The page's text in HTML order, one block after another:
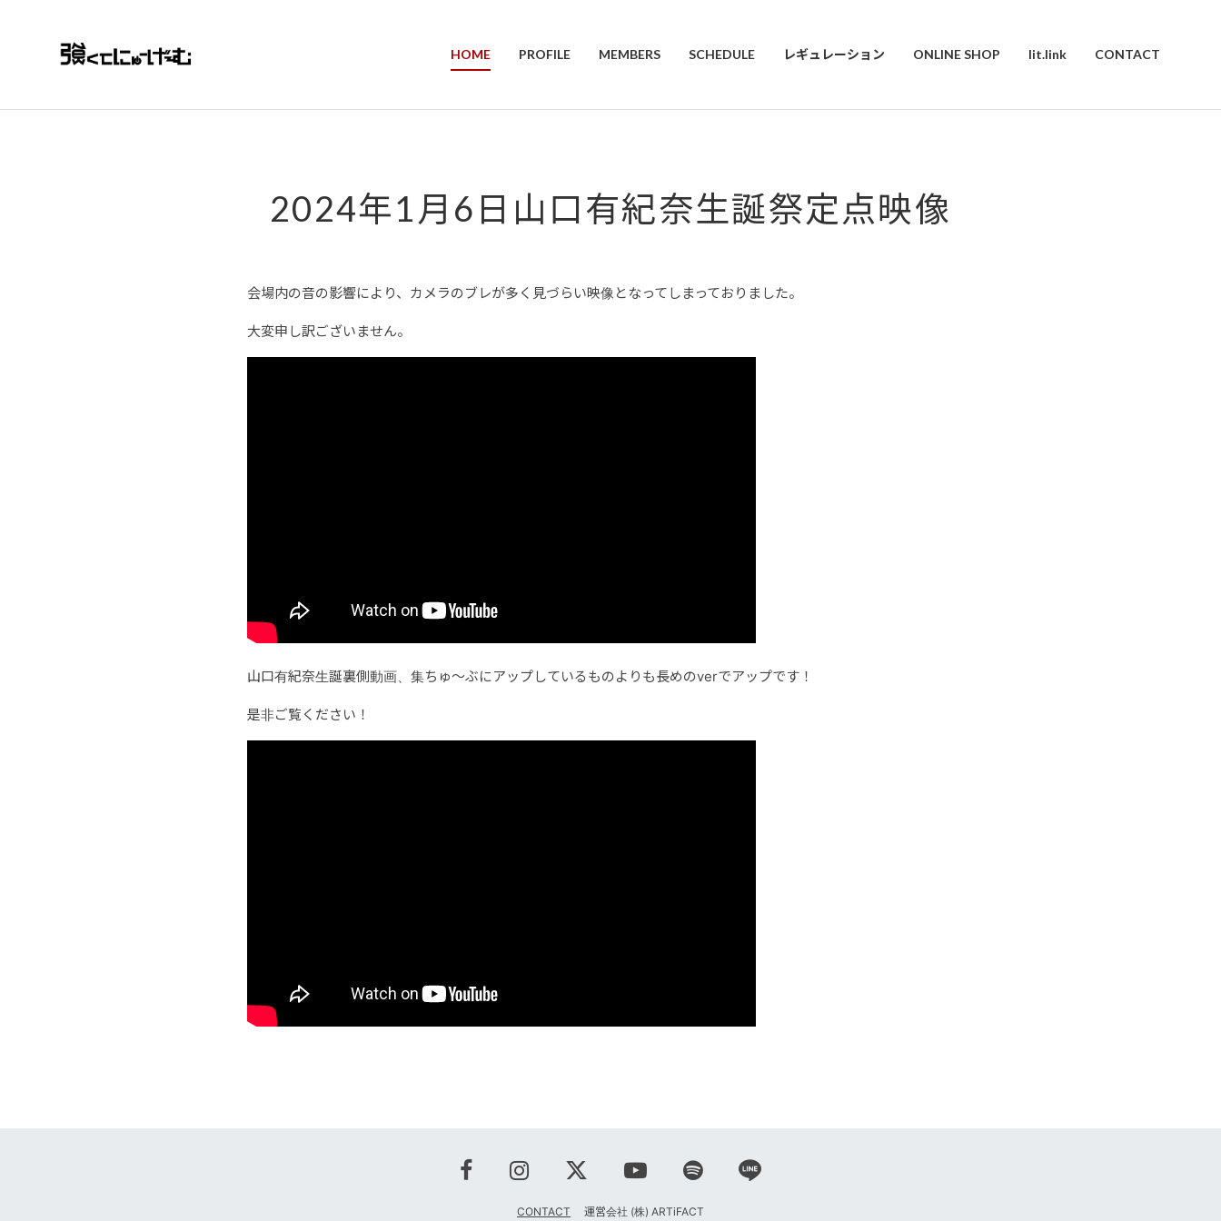
HOME PROFILE MEMBERS SCHEDULE レギュレーション ONLINE SHOP lit.link CONTACT
2024年1月6日山口有紀奈生誕祭定点映像
会場内の音の影響により、カメラのブレが多く見づらい映像となってしまっておりました。
大変申し訳ございません。
山口有紀奈生誕裏側動画、集ちゅ〜ぶにアップしているものよりも長めのverでアップです！
是非ご覧ください！
CONTACT 運営会社 (株) ARTiFACT